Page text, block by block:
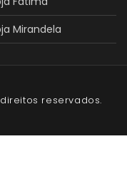
Mirandela
reservados.